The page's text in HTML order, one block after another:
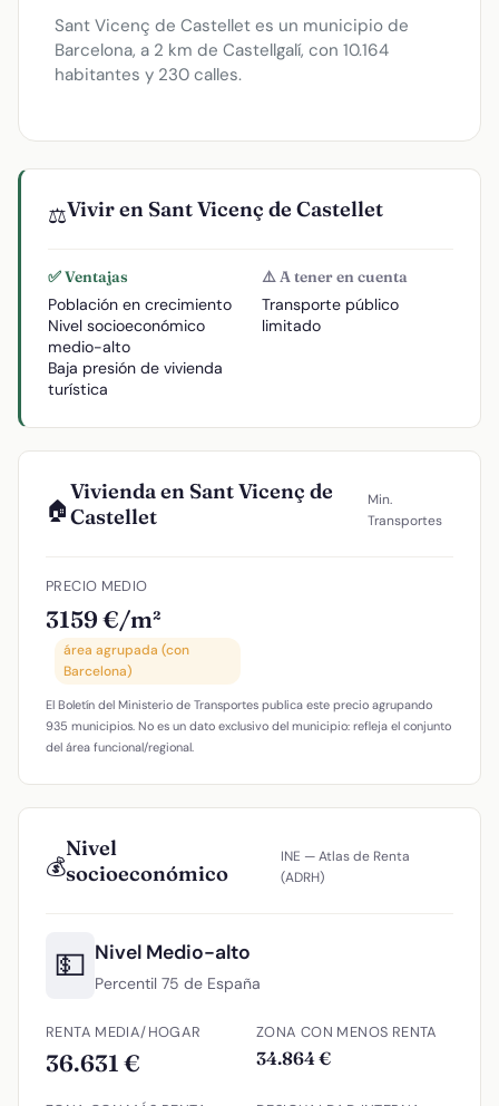
Sant Vicenç de Castellet es un municipio de
Barcelona, a 2 km de Castellgalí, con 10.164
habitantes y 230 calles.
⚖️Vivir en Sant Vicenç de Castellet
✅ Ventajas
Población en crecimiento
Nivel socioeconómico
medio-alto
Baja presión de vivienda
turística
⚠️ A tener en cuenta
Transporte público
limitado
🏠
Vivienda en Sant Vicenç de
Castellet
Min.
Transportes
PRECIO MEDIO
3159 €/m²
área agrupada (con
Barcelona)
El Boletín del Ministerio de Transportes publica este precio agrupando
935 municipios. No es un dato exclusivo del municipio: refleja el conjunto
del área funcional/regional.
💰
Nivel
socioeconómico
INE — Atlas de Renta
(ADRH)
💵 Nivel Medio-alto
Percentil 75 de España
RENTA MEDIA/HOGAR
36.631 €
ZONA CON MENOS RENTA
34.864 €